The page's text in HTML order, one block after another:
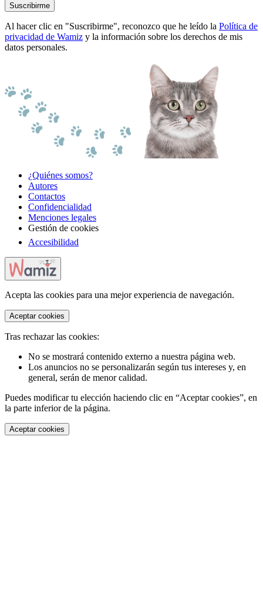
Suscribirme
Al hacer clic en "Suscribirme", reconozco que he leído la Política de
privacidad de Wamiz y la información sobre los derechos de mis
datos personales.
¿Quiénes somos?
Autores
Contactos
Confidencialidad
Menciones legales
Gestión de cookies
Accesibilidad
Acepta las cookies para una mejor experiencia de navegación.
Aceptar cookies
Tras rechazar las cookies:
No se mostrará contenido externo a nuestra página web.
Los anuncios no se personalizarán según tus intereses y, en
general, serán de menor calidad.
Puedes modificar tu elección haciendo clic en “Aceptar cookies”, en
la parte inferior de la página.
Aceptar cookies